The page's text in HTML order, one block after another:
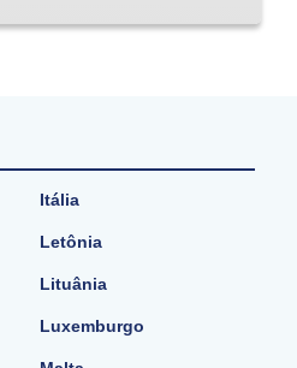
Itália
Letônia
Lituânia
Luxemburgo